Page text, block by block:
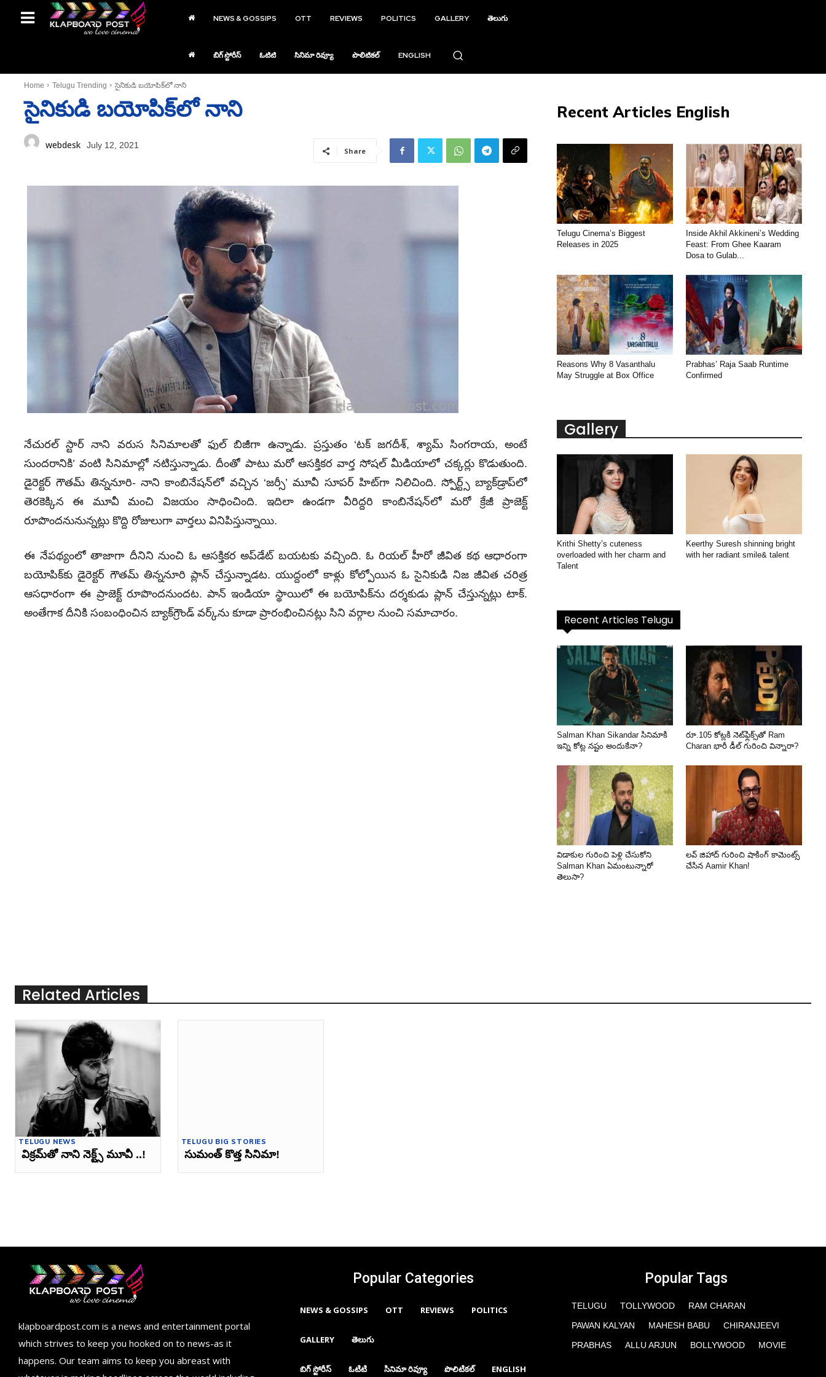
NEWS & GOSSIPS OTT REVIEWS POLITICS GALLERY తెలుగు
బిగ్ స్టోరీస్ ఓటిటి సినిమా రివ్యూ పొలిటికల్ ENGLISH
Home Telugu Trending సైనికుడి బయోపిక్‌లో నాని
సైనికుడి బయోపిక్‌లో నాని
webdesk July 12, 2021
Share
నేచురల్‌ స్టార్‌ నాని వరుస సినిమాలతో ఫుల్‌ బిజీగా ఉన్నాడు. ప్రస్తుతం ‘టక్‌ జగదీశ్‌, శ్యామ్‌ సింగరాయ, అంటే
సుందరానికి’ వంటి సినిమాల్లో నటిస్తున్నాడు. దీంతో పాటు మరో ఆసక్తికర వార్త సోషల్‌ మీడియాలో చక్కర్లు కొడుతుంది.
డైరెక్టర్‌ గౌతమ్‌ తిన్ననూరి- నాని కాంబినేషన్‌లో వచ్చిన ‘జర్సీ’ మూవీ సూపర్‌ హిట్‌గా నిలిచింది. స్పోర్ట్స్‌ బ్యాక్‌డ్రాప్‌లో
తెరకెక్కిన ఈ మూవీ మంచి విజయం సాధించింది. ఇదిలా ఉండగా వీరిద్దరి కాంబినేషన్‌లో మరో క్రేజీ ప్రాజెక్ట్‌
రూపొందనునున్నట్లు కొద్ది రోజులుగా వార్తలు వినిపిస్తున్నాయి.
ఈ నేపథ్యంలో తాజాగా దీనిని నుంచి ఓ ఆసక్తికర అప్‌డేట్‌ బయటకు వచ్చింది. ఓ రియల్‌ హీరో జీవిత కథ ఆధారంగా
బయోపిక్‌కు డైరెక్టర్‌ గౌతమ్‌ తిన్ననూరి ప్లాన్‌ చేస్తున్నాడట. యుద్దంలో కాళ్లు కోల్పోయిన ఓ సైనికుడి నిజ జీవిత చరిత్ర
ఆసధారంగా ఈ ప్రాజెక్ట్‌ రూపొందనుందట. పాన్‌ ఇండియా స్థాయిలో ఈ బయోపిక్‌ను దర్శకుడు ప్లాన్‌ చేస్తున్నట్లు టాక్‌.
అంతేగాక దీనికి సంబంధించిన బ్యాక్‌గ్రౌండ్‌ వర్క్‌ను కూడా ప్రారంభించినట్లు సిని వర్గాల నుంచి సమాచారం.
Recent Articles English
Telugu Cinema’s Biggest
Releases in 2025
Inside Akhil Akkineni’s Wedding
Feast: From Ghee Kaaram
Dosa to Gulab...
Reasons Why 8 Vasanthalu
May Struggle at Box Office
Prabhas’ Raja Saab Runtime
Confirmed
Gallery
Krithi Shetty’s cuteness
overloaded with her charm and
Talent
Keerthy Suresh shinning bright
with her radiant smile& talent
Recent Articles Telugu
Salman Khan Sikandar సినిమాకి
ఇన్ని కోట్ల నష్టం అందుకేనా?
రూ.105 కోట్లకి నెట్‌ఫ్లిక్స్‌తో Ram
Charan భారీ డీల్ గురించి విన్నారా?
విడాకుల గురించి పెళ్లి చేసుకోని
Salman Khan ఏమంటున్నారో
తెలుసా?
లవ్ జిహాద్ గురించి షాకింగ్ కామెంట్స్
చేసిన Aamir Khan!
Related Articles
TELUGU NEWS
విక్రమ్‌తో నాని నెక్ట్స్‌ మూవీ ..!
TELUGU BIG STORIES
సుమంత్ కొత్త సినిమా!
klapboardpost.com is a news and entertainment portal
which strives to keep you hooked on to news-as it
happens. Our team aims to keep you abreast with
Popular Categories
NEWS & GOSSIPS OTT REVIEWS POLITICS
GALLERY తెలుగు
బిగ్ స్టోరీస్ ఓటిటి సినిమా రివ్యూ పొలిటికల్ ENGLISH
Popular Tags
TELUGU TOLLYWOOD
RAM CHARAN
PAWAN KALYAN
MAHESH BABU
CHIRANJEEVI
PRABHAS
ALLU ARJUN BOLLYWOOD MOVIE